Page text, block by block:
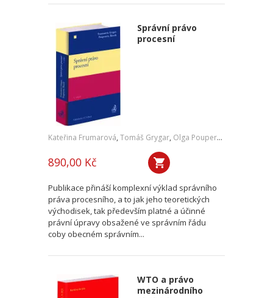
Správní právo
procesní
Kateřina Frumarová, Tomáš Grygar, Olga Pouperová
890,00 Kč
Publikace přináší komplexní výklad správního
práva procesního, a to jak jeho teoretických
východisek, tak především platné a účinné
právní úpravy obsažené ve správním řádu
coby obecném správním...
WTO a právo
mezinárodního